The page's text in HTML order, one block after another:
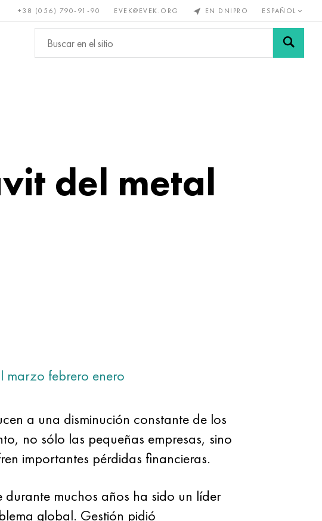
+38 (056) 790-91-90 EVEK@EVEK.ORG EN DNIPRO ESPAÑOL
Metales no
ferrosos
Aleación de Mallas y
del metal
marzo febrero enero
a una disminución constante de los
no sólo las pequeñas empresas, sino
importantes pérdidas financieras.
muchos años ha sido un líder
global. Gestión pidió